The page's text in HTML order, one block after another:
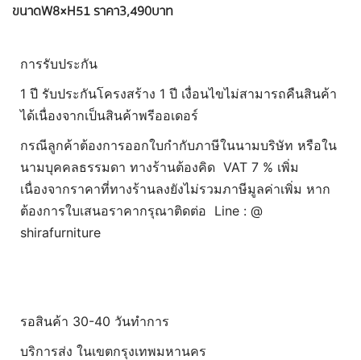
ขนาดW8×H51 ราคา 3,490 บาท
การรับประกัน
1 ปี รับประกันโครงสร้าง 1 ปี เงื่อนไขไม่สามารถคืนสินค้า
ได้เนื่องจากเป็นสินค้าพรีออเดอร์
กรณีลูกค้าต้องการออกใบกำกับภาษีในนามบริษัท หรือใน
นามบุคคลธรรมดา ทางร้านต้องคิด VAT 7 % เพิ่ม
เนื่องจากราคาที่ทางร้านลงยังไม่รวมภาษีมูลค่าเพิ่ม หาก
ต้องการใบเสนอราคากรุณาติดต่อ Line : @
shirafurniture
รอสินค้า 30-40 วันทำการ
บริการส่ง ในเขตกรุงเทพมหานคร